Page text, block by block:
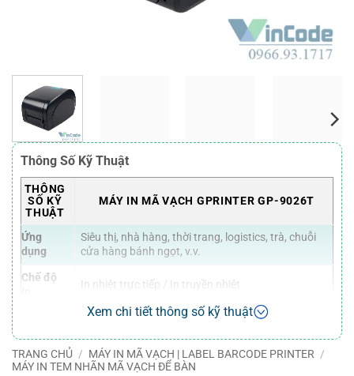
Thông Số Kỹ Thuật
THÔNG
SỐ KỸ
THUẬT
MÁY IN MÃ VẠCH GPRINTER GP-9026T
Ứng
dụng
Siêu thị, nhà hàng, thời trang, logistics, trà, chuỗi
cửa hàng bánh ngọt, v.v.
Chế độ
In nhiệt trực tiếp / In truyền nhiệt
TSPL
Độ phân
giải
203 DPI
Xem chi tiết thông số kỹ thuật
TRANG CHỦ / MÁY IN MÃ VẠCH | LABEL BARCODE PRINTER /
MÁY IN TEM NHÃN MÃ VẠCH ĐỂ BÀN